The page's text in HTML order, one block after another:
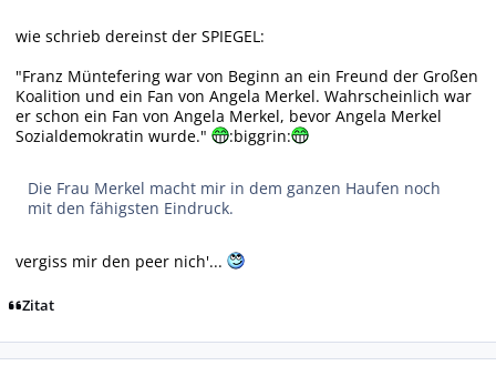
wie schrieb dereinst der SPIEGEL:
"Franz Müntefering war von Beginn an ein Freund der Großen
Koalition und ein Fan von Angela Merkel. Wahrscheinlich war
er schon ein Fan von Angela Merkel, bevor Angela Merkel
Sozialdemokratin wurde."
:biggrin:
Die Frau Merkel macht mir in dem ganzen Haufen noch
mit den fähigsten Eindruck.
vergiss mir den peer nich'...
Zitat